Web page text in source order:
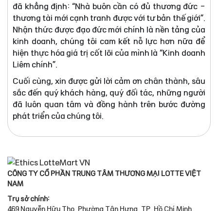
đã khẳng định: “Nhà buôn cần có đủ thương đức -
thương tài mới cạnh tranh được với tư bản thế giới”.
Nhận thức được đạo đức mới chính là nền tảng của
kinh doanh, chúng tôi cam kết nỗ lực hơn nữa để
hiện thực hóa giá trị cốt lõi của mình là “Kinh doanh
Liêm chính”.
Cuối cùng, xin được gửi lời cảm ơn chân thành, sâu
sắc đến quý khách hàng, quý đối tác, những người
đã luôn quan tâm và đồng hành trên bước đường
phát triển của chúng tôi.
CÔNG TY CỔ PHẦN TRUNG TÂM THƯƠNG MẠI LOTTE VIỆT
NAM
Trụ sở chính:
469 Nguyễn Hữu Thọ, Phường Tân Hưng, TP. Hồ Chí Minh